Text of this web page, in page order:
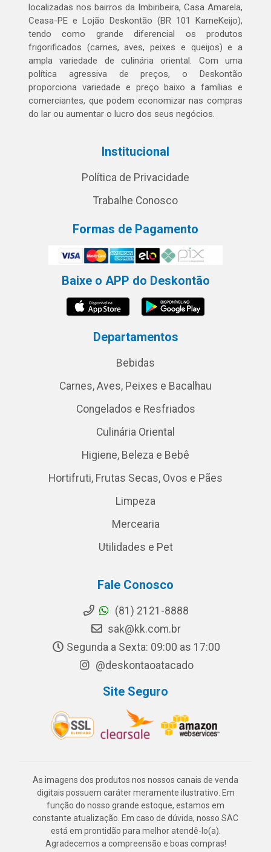
localizadas nos bairros da Imbiribeira, Casa Amarela,
Ceasa-PE e Lojão Deskontão (BR 101 KarneKeijo),
tendo como grande diferencial os produtos
frigorificados (carnes, aves, peixes e queijos) e a
ampla variedade de culinária oriental. Com uma
política agressiva de preços, o Deskontão
proporciona variedade e preço baixo a famílias e
comerciantes, que podem economizar nas compras
do lar ou aumentar o lucro dos seus negócios.
Institucional
Política de Privacidade
Trabalhe Conosco
Formas de Pagamento
Baixe o APP do Deskontão
Departamentos
Bebidas
Carnes, Aves, Peixes e Bacalhau
Congelados e Resfriados
Culinária Oriental
Higiene, Beleza e Bebê
Hortifruti, Frutas Secas, Ovos e Pães
Limpeza
Mercearia
Utilidades e Pet
Fale Conosco
(81) 2121-8888
sak@kk.com.br
Segunda a Sexta: 09:00 as 17:00
@deskontaoatacado
Site Seguro
As imagens dos produtos nos nossos canais de venda
digitais possuem caráter meramente ilustrativo. Em
função do nosso grande estoque, estamos em
constante atualização. Em caso de dúvida, nosso SAC
está em prontidão para melhor atendê-lo(a).
Agradecemos a compreensão e boas compras!